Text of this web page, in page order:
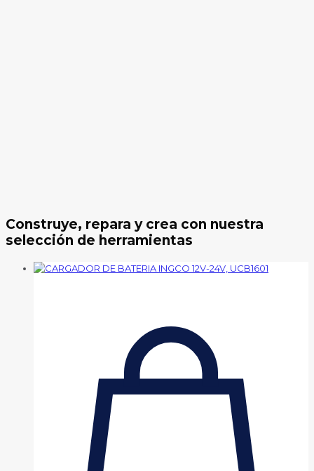
Construye, repara y crea con nuestra
selección de herramientas